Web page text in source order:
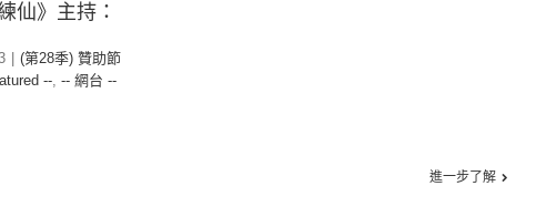
仙》主持：
(第28季) 贊助節
--, -- 網台 --
進一步了解